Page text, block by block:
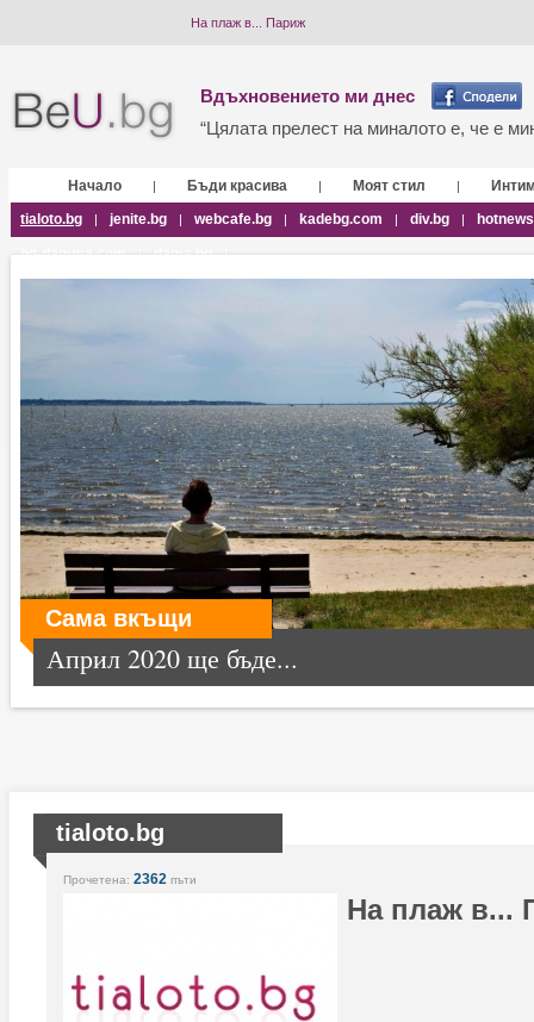
На плаж в... Париж
Вдъхновението ми днес
“Цялата прелест на миналото е, че е
Начало | Бъди красива | Моят стил |
tialoto.bg
| jenite.bg | webcafe.bg | kadebg.com | div.bg |
Сама вкъщи
Април 2020 ще бъде...
tialoto.bg
Прочетена: 2362 пъти
На плаж в...